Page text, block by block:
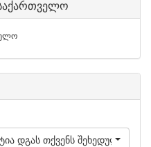
დგას თქვენს